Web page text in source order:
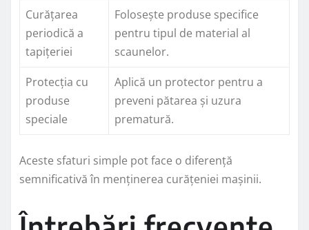
Curățarea
periodică a
tapițeriei
Folosește produse specifice
pentru tipul de material al
scaunelor.
Protecția cu
produse
speciale
Aplică un protector pentru a
preveni pătarea și uzura
prematură.
Aceste sfaturi simple pot face o diferență
semnificativă în menținerea curățeniei mașinii.